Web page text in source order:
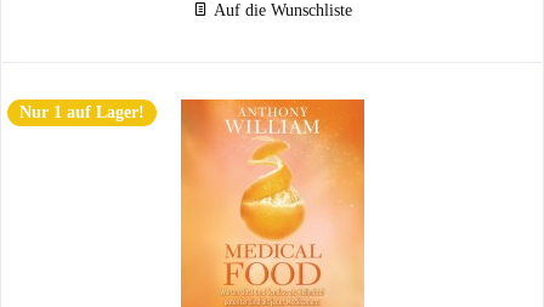
Auf die Wunschliste
Nur 1 auf Lager!